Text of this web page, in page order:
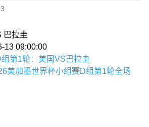
巴拉圭
13 09:00:00
第1轮：美国VS巴拉圭
美加墨世界杯小组赛D组第1轮全场